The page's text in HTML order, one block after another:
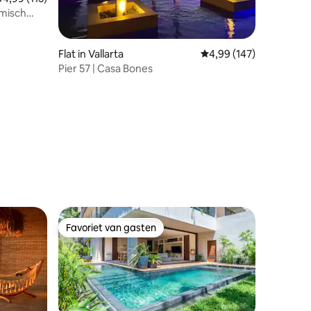
Flat in Vallarta Gemiddelde
4,99 (147)
Pier 57 | Casa Bones
Favoriet van gasten
Favoriet van gasten